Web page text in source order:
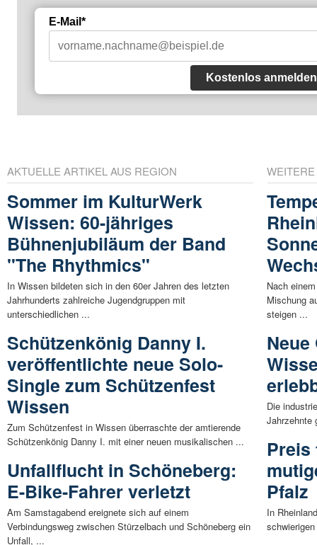
E-Mail*
Kostenlos anmelden
AKTUELLE ARTIKEL AUS REGION
Sommer im KulturWerk
Wissen: 60-jähriges
Bühnenjubiläum der Band
"The Rhythmics"
In Wissen bildeten sich in den 60er Jahren des letzten
Jahrhunderts zahlreiche Jugendgruppen mit
unterschiedlichen ...
Schützenkönig Danny I.
veröffentlichte neue Solo-
Single zum Schützenfest
Wissen
Zum Schützenfest in Wissen überraschte der amtierende
Schützenkönig Danny I. mit einer neuen musikalischen ...
Unfallflucht in Schöneberg:
E-Bike-Fahrer verletzt
Am Samstagabend ereignete sich auf einem
Verbindungsweg zwischen Stürzelbach und Schöneberg ein
Unfall, ...
Nach
Mischung
steigen ...
Neue
Die
Jahrzehnte
Preis
Pfalz
In